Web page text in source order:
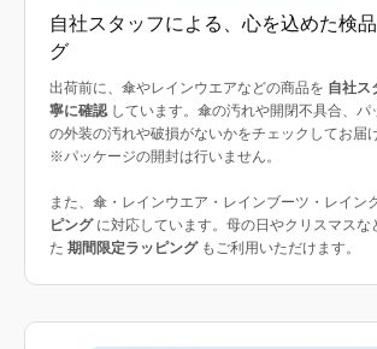
自社スタッフによる、心を込めた検
グ
出荷前に、傘やレインウエアなどの商品を 自社ス
寧に確認 しています。傘の汚れや開閉不具合、パ
の外装の汚れや破損がないかをチェックしてお届
※パッケージの開封は行いません。
また、傘・レインウエア・レインブーツ・レイン
ピングに対応しています。母の日やクリスマスな
た 期間限定ラッピングもご利用いただけます。